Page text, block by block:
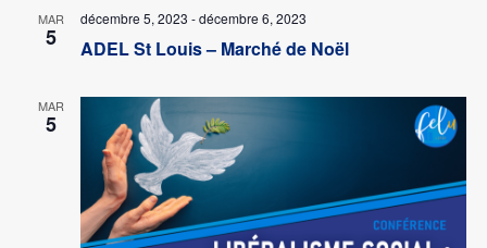
MAR
5
décembre 5, 2023 -décembre 6, 2023
ADEL St Louis – Marché de Noël
MAR
5